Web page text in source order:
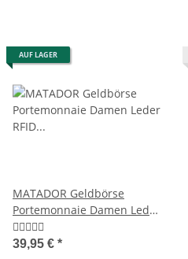
AUF LAGER
MATADOR Geldbörse
Portemonnaie Damen Leder
RFID Hochformat Blumen
39,95 € *